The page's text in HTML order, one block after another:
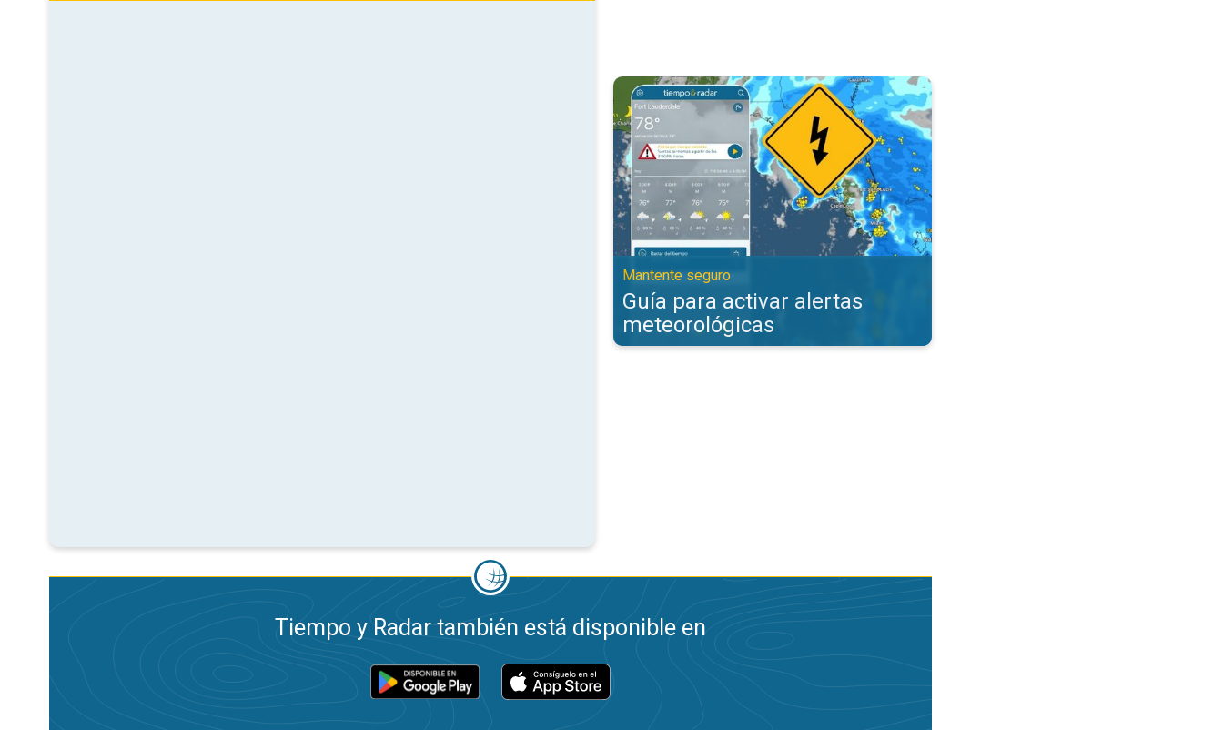
Guía para activar alertas meteorológicas. Mantente seguro. . .
Mantente seguro
Guía para activar alertas
meteorológicas
Tiempo y Radar también está disponible en